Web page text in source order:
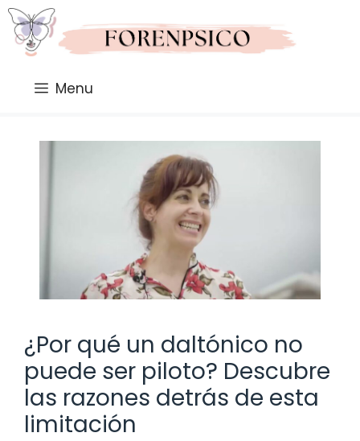
Saltar
al
contenido
Menu
¿Por qué un daltónico no
puede ser piloto? Descubre
las razones detrás de esta
limitación